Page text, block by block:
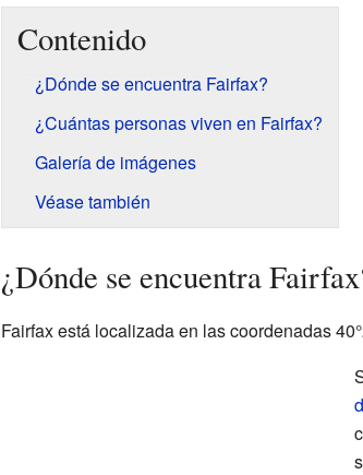
Contenido
¿Dónde se encuentra Fairfax?
¿Cuántas personas viven en Fairfax?
Galería de imágenes
Véase también
¿Dónde se encuentra
Fairfax está localizada en las coordenadas